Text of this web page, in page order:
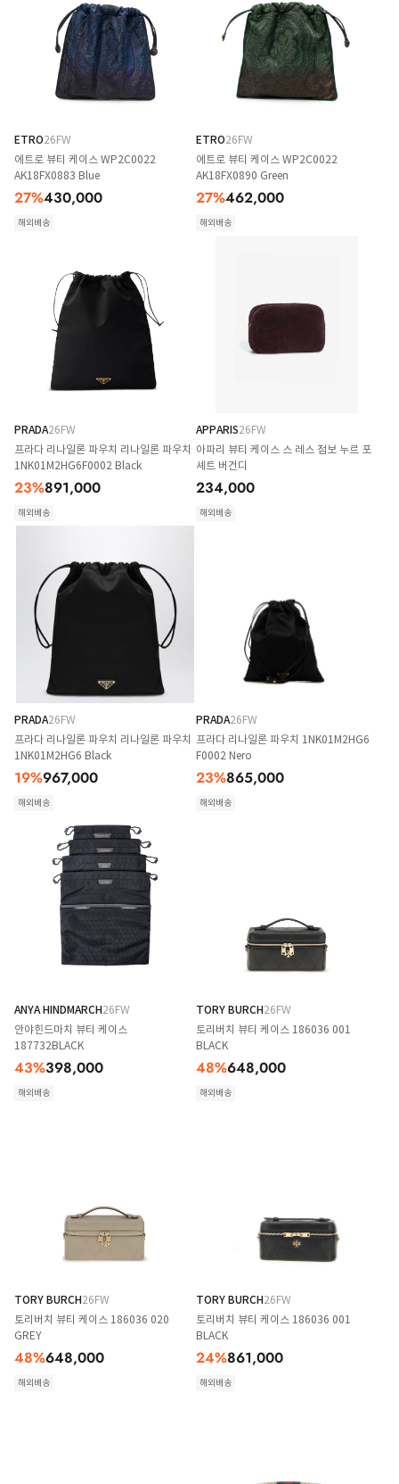
ETRO26FW
에트로 뷰티 케이스 WP2C0022
AK18FX0883 Blue
27%430,000
해외배송
ETRO26FW
에트로 뷰티 케이스 WP2C0022
AK18FX0890 Green
27%462,000
해외배송
PRADA26FW
프라다 리나일론 파우치 리나일론 파우치
1NK01M2HG6F0002 Black
23%891,000
해외배송
APPARIS26FW
아파리 뷰티 케이스 스 레스 점보 누르 포
셰트 버건디
234,000
해외배송
PRADA26FW
프라다 리나일론 파우치 리나일론 파우치
1NK01M2HG6 Black
19%967,000
해외배송
PRADA26FW
프라다 리나일론 파우치 1NK01M2HG6
F0002 Nero
23%865,000
해외배송
ANYA HINDMARCH26FW
안야힌드마치 뷰티 케이스
187732BLACK
43%398,000
해외배송
TORY BURCH26FW
토리버치 뷰티 케이스 186036 001
BLACK
48%648,000
해외배송
TORY BURCH26FW
토리버치 뷰티 케이스 186036 020
GREY
48%648,000
해외배송
TORY BURCH26FW
토리버치 뷰티 케이스 186036 001
BLACK
24%861,000
해외배송